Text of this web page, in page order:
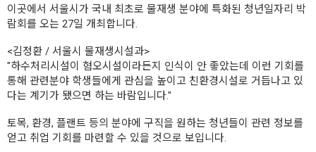
이곳에서 서울시가 국내 최초로 물재생 분야에 특화된 청년일자리 박
람회를 오는 27일 개최합니다.
<김정환 / 서울시 물재생시설과>
"하수처리시설이 혐오시설이라든지 인식이 안 좋았는데 이런 기회를
통해 관련분야 학생들에게 관심을 높이고 친환경시설로 거듭나고 있
다는 계기가 됐으면 하는 바람입니다."
토목, 환경, 플랜트 등의 분야에 구직을 원하는 청년들이 관련 정보를
얻고 취업 기회를 마련할 수 있을 것으로 보입니다.